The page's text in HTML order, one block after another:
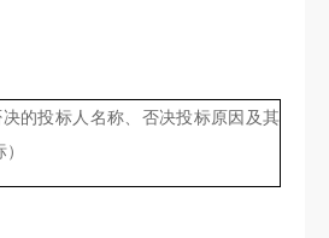
的投标人名称、否决投标原因及其